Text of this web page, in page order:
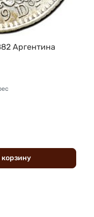
Аргентина
корзину